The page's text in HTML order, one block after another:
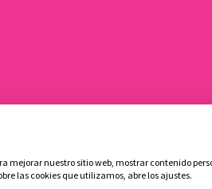
Politica sui cookie Aviso
mejorar nuestro sitio web, mostrar contenido
las cookies que utilizamos, abre los ajustes.